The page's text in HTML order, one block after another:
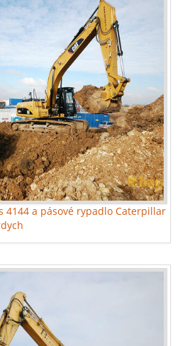
4144 a pásové rypadlo Caterpillar